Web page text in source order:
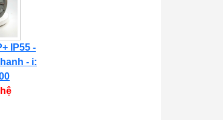
IP55 -
- i: